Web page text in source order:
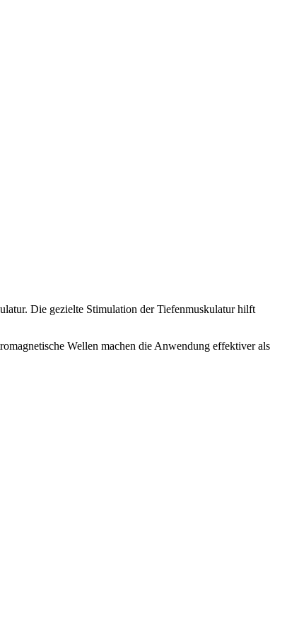
Die gezielte Stimulation der Tiefenmuskulatur hilft
Wellen machen die Anwendung effektiver als